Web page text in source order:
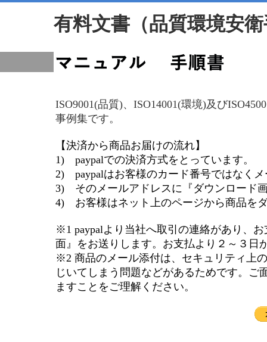
有料文書（品質環境安
ISO9001(品質)、ISO14001(環境)及び
事例集です。
【決済から商品お届けの流れ】
1) paypalでの決済方式をとっています。
2) paypalはお客様のカード番号ではなく
3) そのメールアドレスに『ダウンロード
4) お客様はネット上のページから商品を
※1 paypalより当社へ取引の連絡があり、
面』をお送りします。お支払より２～３日
※2 商品のメール添付は、セキュリティ上
じいてしまう問題などがあるためです。
ますことをご理解ください。